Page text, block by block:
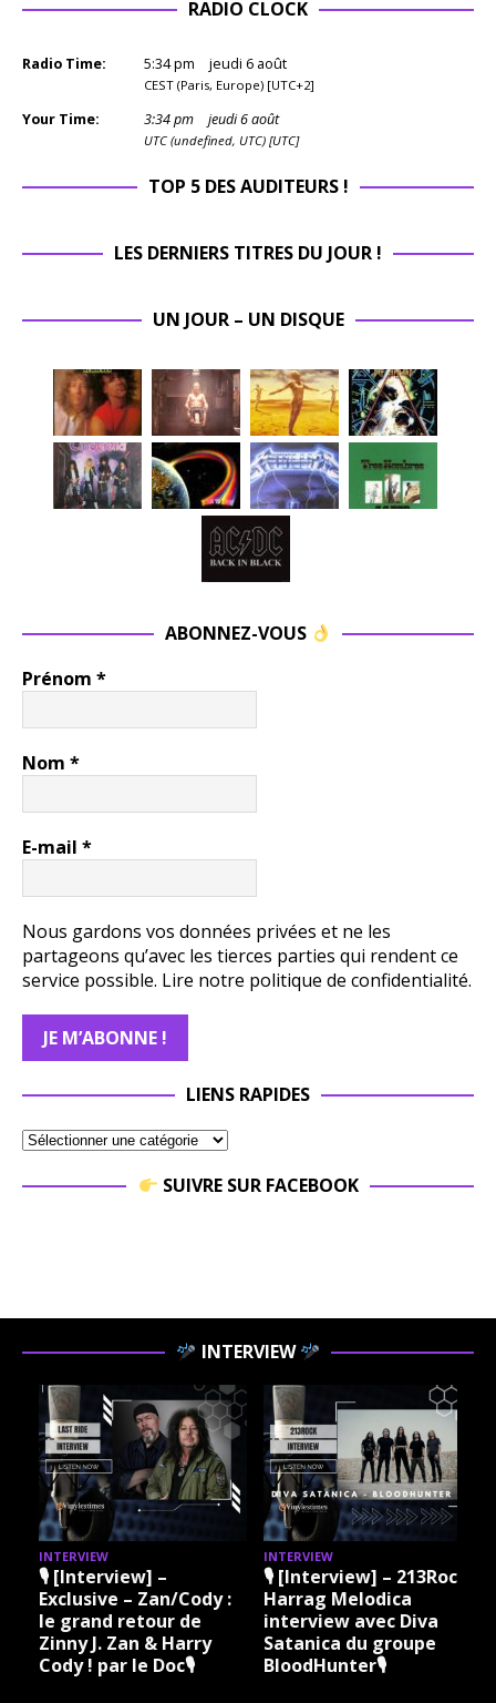
RADIO CLOCK
Radio Time: 5:34pm jeudi 6 août
CEST (Paris, Europe) [UTC+2]
Your Time: 3:34pm jeudi 6 août
UTC (undefined, UTC) [UTC]
TOP 5 DES AUDITEURS !
LES DERNIERS TITRES DU JOUR !
UN JOUR – UN DISQUE
ABONNEZ-VOUS
Prénom *
Nom *
E-mail *
Nous gardons vos données privées et ne les
partageons qu’avec les tierces parties qui rendent ce
service possible. Lire notre politique de confidentialité.
LIENS RAPIDES
SUIVRE SUR FACEBOOK
INTERVIEW
INTERVIEW
🎙 [Interview] –
Exclusive – Zan/Cody :
le grand retour de
Zinny J. Zan & Harry
Cody ! par le Doc🎙
INTERVIEW
🎙 [Interview] – 213Rock
Harrag Melodica
interview avec Diva
Satanica du groupe
BloodHunter🎙